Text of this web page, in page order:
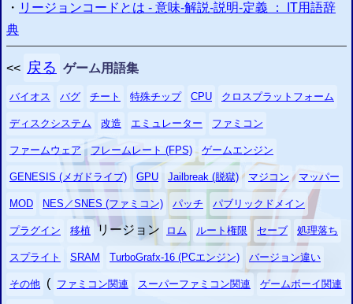
・ リージョンコードとは - 意味-解説-説明-定義 ： IT用語辞
典
<< 戻る ゲーム用語集
バイオス バグ チート 特殊チップ CPU クロスプラットフォーム
ディスクシステム 改造 エミュレーター ファミコン
ファームウェア フレームレート (FPS) ゲームエンジン
GENESIS (メガドライブ) GPU Jailbreak (脱獄) マジコン マッパー
MOD NES／SNES (ファミコン) パッチ パブリックドメイン
プラグイン 移植 リージョン ロム ルート権限 セーブ 処理落ち
スプライト SRAM TurboGrafx-16 (PCエンジン) バージョン違い
その他 ( ファミコン関連 スーパーファミコン関連 ゲームボーイ関連